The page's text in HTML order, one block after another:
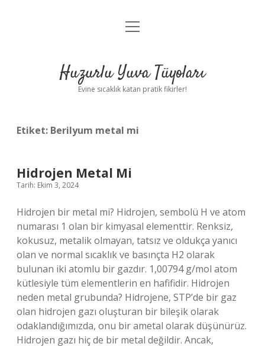
Anasayfa
Yasal Uyarı
menüyü
Huzurlu Yuva Tüyoları
Evine sıcaklık katan pratik fikirler!
Etiket: Berilyum metal mi
Hidrojen Metal Mi
Tarih: Ekim 3, 2024
Hidrojen bir metal mi? Hidrojen, sembolü H ve atom
numarası 1 olan bir kimyasal elementtir. Renksiz,
kokusuz, metalik olmayan, tatsız ve oldukça yanıcı
olan ve normal sıcaklık ve basınçta H2 olarak
bulunan iki atomlu bir gazdır. 1,00794 g/mol atom
kütlesiyle tüm elementlerin en hafifidir. Hidrojen
neden metal grubunda? Hidrojene, STP’de bir gaz
olan hidrojen gazı oluşturan bir bileşik olarak
odaklandığımızda, onu bir ametal olarak düşünürüz.
Hidrojen gazı hiç de bir metal değildir. Ancak,